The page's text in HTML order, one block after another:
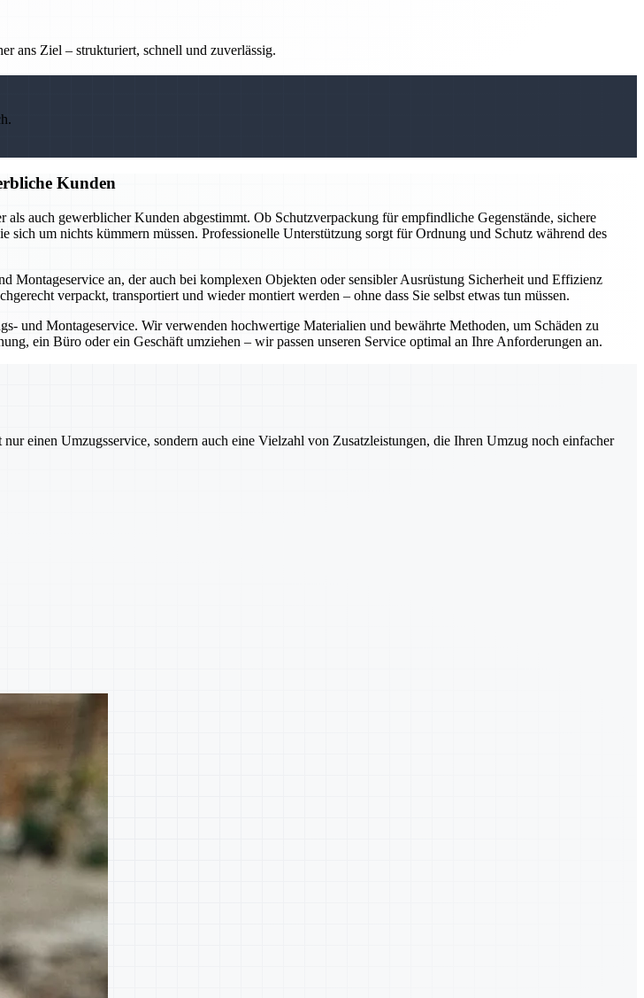
ans Ziel – strukturiert, schnell und zuverlässig.
Kunden
auch gewerblicher Kunden abgestimmt. Ob Schutzverpackung für empfindliche Gegenstände, sichere
um nichts kümmern müssen. Professionelle Unterstützung sorgt für Ordnung und Schutz während des
an, der auch bei komplexen Objekten oder sensibler Ausrüstung Sicherheit und Effizienz
verpackt, transportiert und wieder montiert werden – ohne dass Sie selbst etwas tun müssen.
und Montageservice. Wir verwenden hochwertige Materialien und bewährte Methoden, um Schäden zu
ein Büro oder ein Geschäft umziehen – wir passen unseren Service optimal an Ihre Anforderungen an.
einen Umzugsservice, sondern auch eine Vielzahl von Zusatzleistungen, die Ihren Umzug noch einfacher